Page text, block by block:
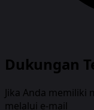
Dukungan
Jika Anda memiliki
melalui e-mail